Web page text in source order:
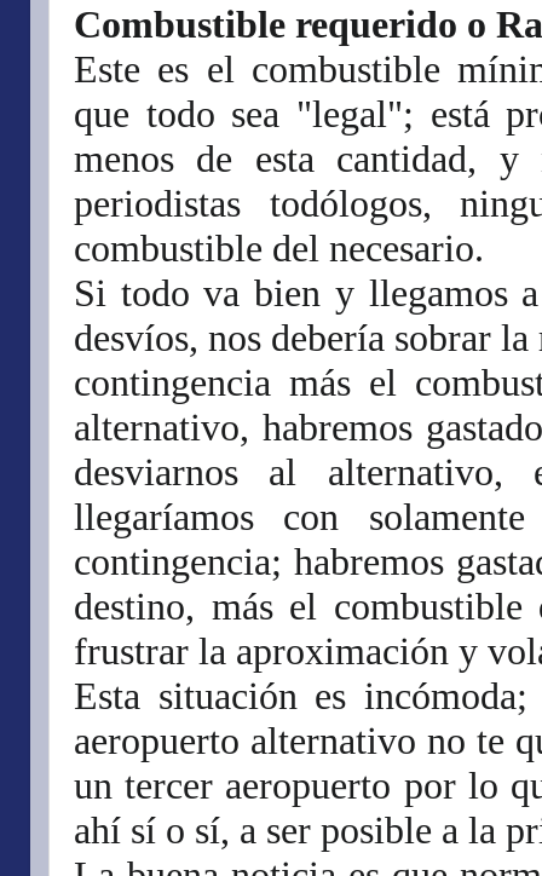
Combustible requerido o
Este es el combustible
que todo sea "legal"; está
menos de esta cantidad,
periodistas todólogos,
combustible del necesario.
Si todo va bien y llegamos
desvíos, nos debería sobrar
contingencia más el
alternativo, habremos
desviarnos al
llegaríamos con
contingencia; habremos
destino, más el
frustrar la aproximación y
Esta situación es
aeropuerto alternativo no te
un tercer aeropuerto por lo
ahí sí o sí, a ser posible a la